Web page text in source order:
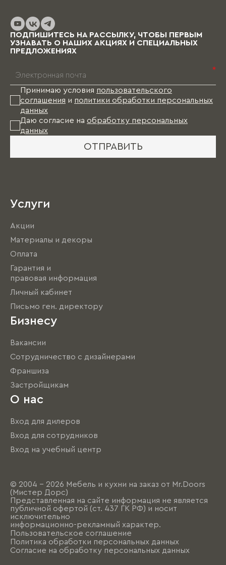
ПОДПИШИТЕСЬ НА РАССЫЛКУ, ЧТОБЫ ПЕРВЫМ
УЗНАВАТЬ О НАШИХ АКЦИЯХ И СПЕЦИАЛЬНЫХ
ПРЕДЛОЖЕНИЯХ
*
Принимаю условия пользовательского
соглашения и политики обработки персональных
данных
Даю согласие на обработку персональных
данных
ОТПРАВИТЬ
Услуги
Акции
Материалы и декоры
Оплата
Гарантия и
правовая информация
Личный кабинет
Письмо ген. директору
Бизнесу
Вакансии
Сотрудничество с дизайнерами
Франшиза
Застройщикам
О нас
Вход для дилеров
Вход для сотрудников
Вход на учебный центр
© 2004 - 2026 Мебель и кухни на заказ от Mr.Doors
(Мистер Дорс)
Представленная на сайте информация не является
публичной офертой (ст. 437 ГК РФ) и носит
исключительно
информационно-рекламный характер.
Пользовательское соглашение
Политика обработки персональных данных
Согласие на обработку персональных данных